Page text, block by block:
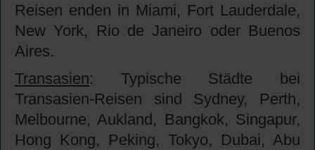
Reisen enden in Miami, Fort Lauderdale,
New York, Rio de Janeiro oder Buenos
Aires.
Transasien: Typische Städte bei
Transasien-Reisen sind Sydney, Perth,
Melbourne, Aukland, Bangkok, Singapur,
Hong Kong, Peking, Tokyo, Dubai, Abu